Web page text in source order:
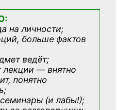
на личности;
больше фактов
ведёт;
лекции — внятно
понятно
(и лабы!);